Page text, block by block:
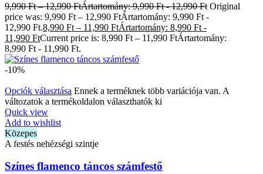
9,990Ft – 12,990FtÁrtartomány: 9,990 Ft - 12,990 Ft Original
price was: 9,990 Ft – 12,990 FtÁrtartomány: 9,990 Ft -
12,990 Ft.8,990 Ft – 11,990 FtÁrtartomány: 8,990 Ft -
11,990 FtCurrent price is: 8,990 Ft – 11,990 FtÁrtartomány:
8,990 Ft - 11,990 Ft.
-10%
Opciók választása Ennek a terméknek több variációja van. A
változatok a termékoldalon választhatók ki
Quick view
Add to wishlist
Közepes
A festés nehézségi szintje
Színes flamenco táncos számfestő